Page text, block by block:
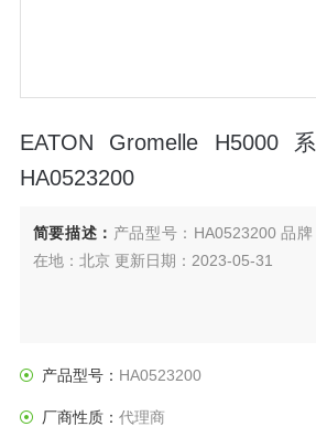
EATON Gromelle
HA0523200
简要描述： 产品型号：HA0523200 品
在地：北京 更新日期：2023-05-31
产品型号： HA0523200
厂商性质： 代理商